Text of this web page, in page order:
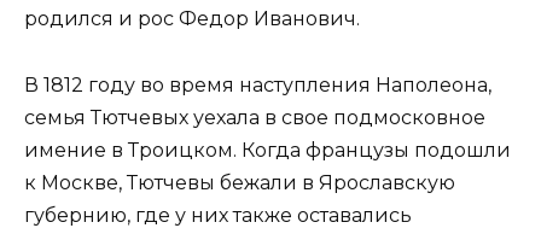
родился и рос Федор Иванович.
В 1812 году во время наступления Наполеона,
семья Тютчевых уехала в свое подмосковное
имение в Троицком. Когда французы подошли
к Москве, Тютчевы бежали в Ярославскую
губернию, где у них также оставались